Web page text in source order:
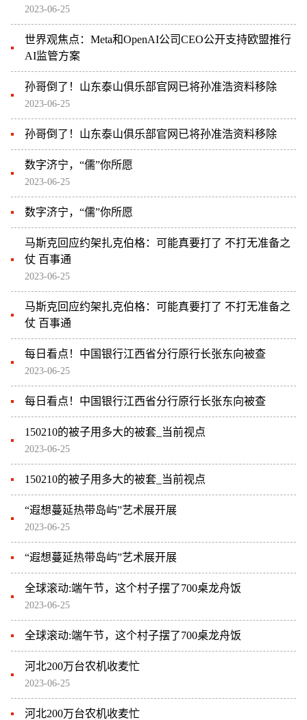
2023-06-25
世界观焦点：Meta和OpenAI公司CEO公开支持欧盟推行
AI监管方案
孙哥倒了！山东泰山俱乐部官网已将孙准浩资料移除
2023-06-25
孙哥倒了！山东泰山俱乐部官网已将孙准浩资料移除
数字济宁，“儒”你所愿
2023-06-25
数字济宁，“儒”你所愿
马斯克回应约架扎克伯格：可能真要打了 不打无准备之
仗 百事通
2023-06-25
马斯克回应约架扎克伯格：可能真要打了 不打无准备之
仗 百事通
每日看点！中国银行江西省分行原行长张东向被查
2023-06-25
每日看点！中国银行江西省分行原行长张东向被查
150210的被子用多大的被套_当前视点
2023-06-25
150210的被子用多大的被套_当前视点
“遐想蔓延热带岛屿”艺术展开展
2023-06-25
“遐想蔓延热带岛屿”艺术展开展
全球滚动:端午节，这个村子摆了700桌龙舟饭
2023-06-25
全球滚动:端午节，这个村子摆了700桌龙舟饭
河北200万台农机收麦忙
2023-06-25
河北200万台农机收麦忙